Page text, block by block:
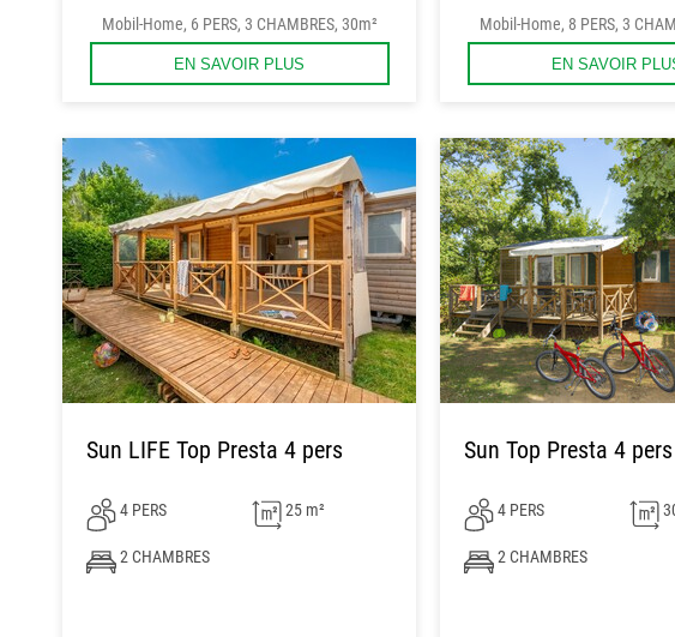
Mobil-Home, 6 PERS, 3 CHAMBRES, 30m²
EN SAVOIR PLUS
Mobil-Home, 8 PERS, 3
EN SAVOIR
Sun LIFE Top Presta 4 pers
4 PERS 25 m²
2 CHAMBRES
Sun Top Presta 4 pers
4 PERS
2 CHAMBRES